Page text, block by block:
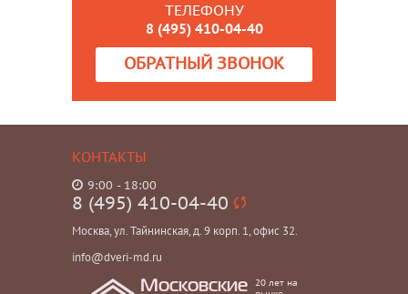
ТЕЛЕФОНУ
8 (495) 410-04-40
ОБРАТНЫЙ ЗВОНОК
КОНТАКТЫ
9:00 - 18:00
8 (495) 410-04-40
Москва, ул. Тайнинская, д. 9 корп. 1, офис 32.
info@dveri-md.ru
Московские
20 лет на